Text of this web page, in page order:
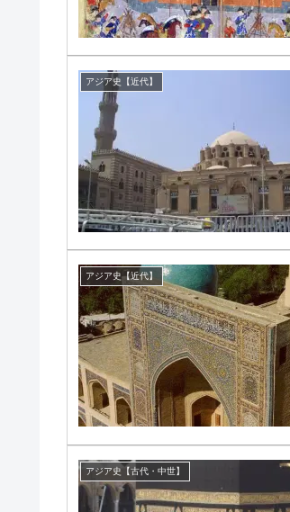
アジア史【近代】
アジア史【近代】
アジア史【古代・中世】